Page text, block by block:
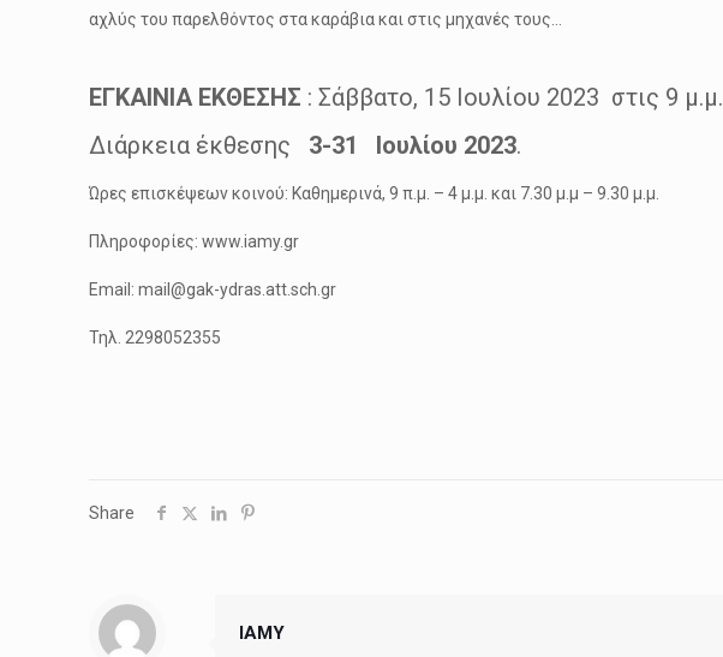
αχλύς του παρελθόντος στα καράβια και στις μηχανές τους…
ΕΓΚΑΙΝΙΑ ΕΚΘΕΣΗΣ : Σάββατο, 15 Ιουλίου 2023 στις 9 μ.μ.
Διάρκεια έκθεσης 3-31 Ιουλίου 2023.
Ώρες επισκέψεων κοινού: Καθημερινά, 9 π.μ. – 4 μ.μ. και 7.30 μ.μ – 9.30 μ.μ.
Πληροφορίες: www.iamy.gr
Email: mail@gak-ydras.att.sch.gr
Τηλ. 2298052355
Share
IAMY